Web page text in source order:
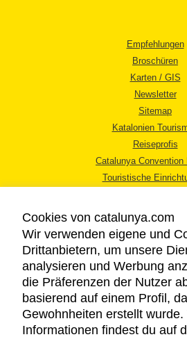
Empfehlungen
Broschüren
Karten / GIS
Newsletter
Sitemap
Katalonien
Reiseprofis
Catalunya Convention
Touristische
RECHTLICHER
COOKIES
Cookies von catalunya.com
Wir verwenden eigene und
Drittanbietern, um unsere
analysieren und Werbung
die Präferenzen der Nutzer
basierend auf einem Profil,
Gewohnheiten erstellt wurde.
Informationen findest du auf